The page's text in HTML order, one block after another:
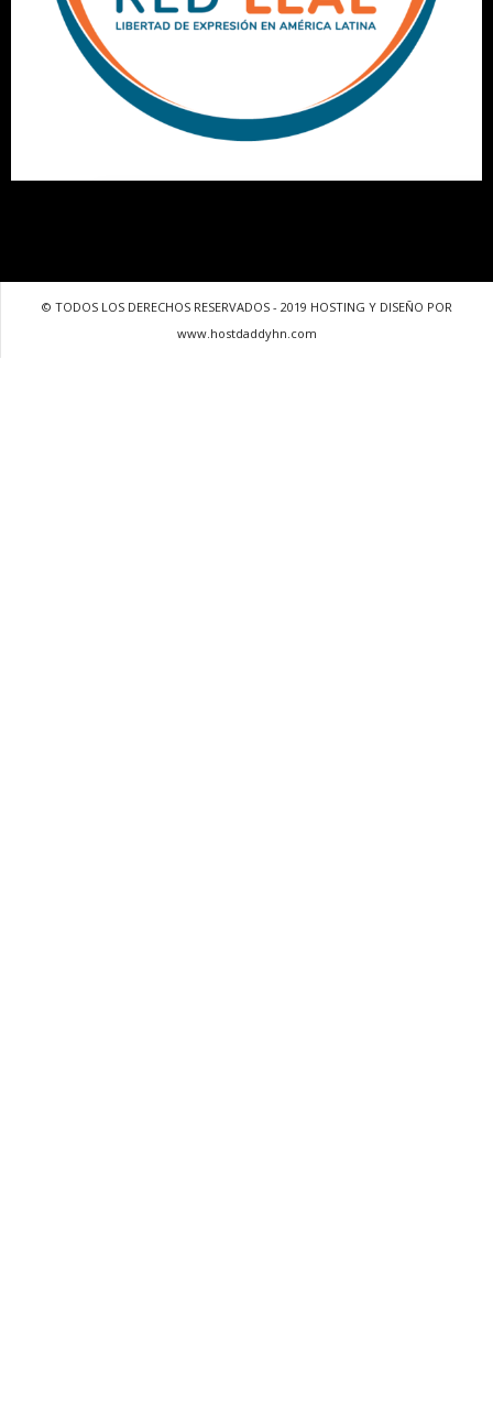
© TODOS LOS DERECHOS RESERVADOS - 2019 HOSTING Y DISEÑO POR
www.hostdaddyhn.com